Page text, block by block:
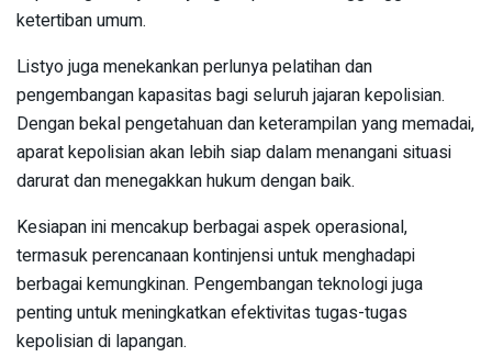
ketertiban umum.
Listyo juga menekankan perlunya pelatihan dan
pengembangan kapasitas bagi seluruh jajaran kepolisian.
Dengan bekal pengetahuan dan keterampilan yang memadai,
aparat kepolisian akan lebih siap dalam menangani situasi
darurat dan menegakkan hukum dengan baik.
Kesiapan ini mencakup berbagai aspek operasional,
termasuk perencanaan kontinjensi untuk menghadapi
berbagai kemungkinan. Pengembangan teknologi juga
penting untuk meningkatkan efektivitas tugas-tugas
kepolisian di lapangan.